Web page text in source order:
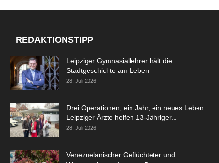
REDAKTIONSTIPP
Leipziger Gymnasiallehrer hält die
Stadtgeschichte am Leben
28. Juli 2026
Drei Operationen, ein Jahr, ein neues Leben:
Leipziger Ärzte helfen 13-Jähriger...
28. Juli 2026
Venezuelanischer Geflüchteter und